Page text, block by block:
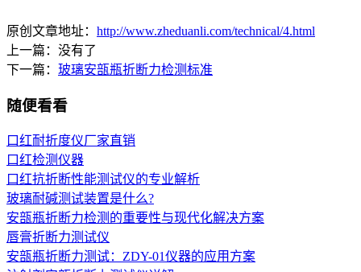
原创文章地址： http://www.zheduanli.com/technical/4.html
上一篇：没有了
下一篇： 玻璃安瓿瓶折断力检测标准
随便看看
口红耐折度仪厂家直销
口红检测仪器
口红抗折断性能测试仪的专业解析
玻璃耐碱测试装置是什么?
安瓿瓶折断力检测的重要性与现代化解决方案
唇膏折断力测试仪
安瓿瓶折断力测试：ZDY-01仪器的应用方案